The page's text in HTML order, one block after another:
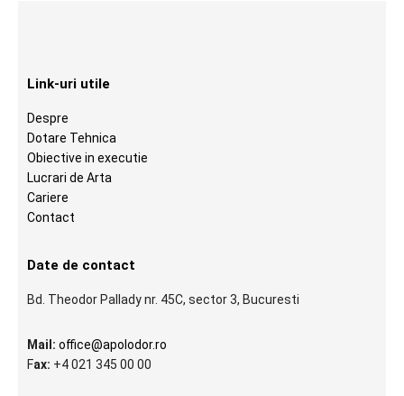
Link-uri utile
Despre
Dotare Tehnica
Obiective in executie
Lucrari de Arta
Cariere
Contact
Date de contact
Bd. Theodor Pallady nr. 45C, sector 3, Bucuresti
Mail: office@apolodor.ro
Fax: +4 021 345 00 00